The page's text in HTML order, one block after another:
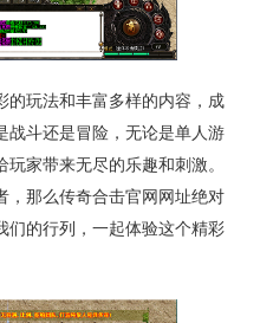
的玩法和丰富多样的内容，成
战斗还是冒险，无论是单人游
家带来无尽的乐趣和刺激。
，那么传奇合击官网网址绝对
们的行列，一起体验这个精彩